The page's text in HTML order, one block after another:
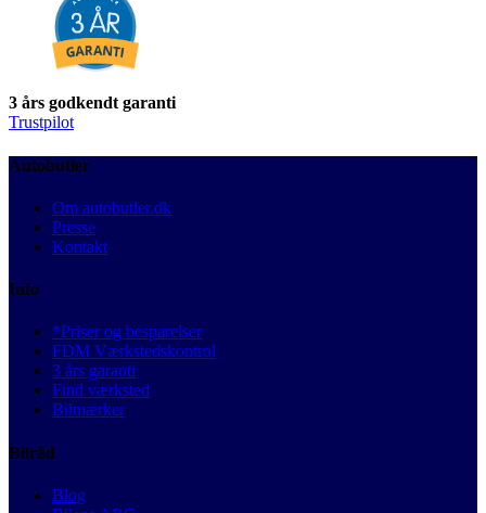
3 års godkendt garanti
Trustpilot
Autobutler
Om autobutler.dk
Presse
Kontakt
Info
*Priser og besparelser
FDM Værkstedskontrol
3 års garanti
Find værksted
Bilmærker
Bilråd
Blog